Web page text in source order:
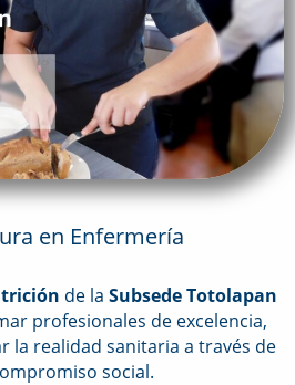
en Enfermería
de la Subsede Totolapan
profesionales de excelencia,
la realidad sanitaria a través de
social.